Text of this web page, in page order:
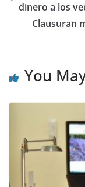
dinero a los
Clausuran
You